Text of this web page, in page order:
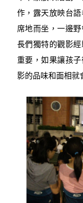
作，露天放映台
席地而坐，一邊
長們獨特的觀影
重要，如果讓孩
影的品味和面相就